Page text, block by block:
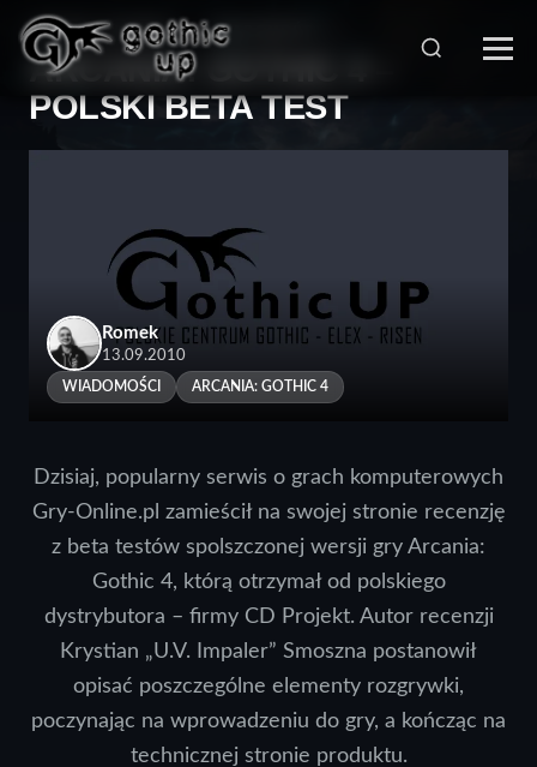
STRONA GŁÓWNA > WIADOMOŚCI
ARCANIA: GOTHIC 4 –
POLSKI BETA TEST
Romek
13.09.2010
WIADOMOŚCI ARCANIA: GOTHIC 4
Dzisiaj, popularny serwis o grach komputerowych
Gry-Online.pl zamieścił na swojej stronie recenzję
z beta testów spolszczonej wersji gry Arcania:
Gothic 4, którą otrzymał od polskiego
dystrybutora – firmy CD Projekt. Autor recenzji
Krystian „U.V. Impaler” Smoszna postanowił
opisać poszczególne elementy rozgrywki,
poczynając na wprowadzeniu do gry, a kończąc na
technicznej stronie produktu.